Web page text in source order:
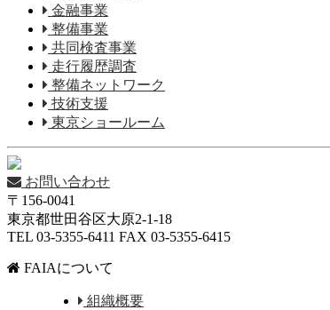
金融事業
整備事業
共同検査事業
走行履歴調査
整備ネットワーク
技術支援
東京ショールーム
お問い合わせ
〒156-0041
東京都世田谷区大原2-1-18
TEL 03-5355-6411 FAX 03-5355-6415
FAIAについて
組織概要